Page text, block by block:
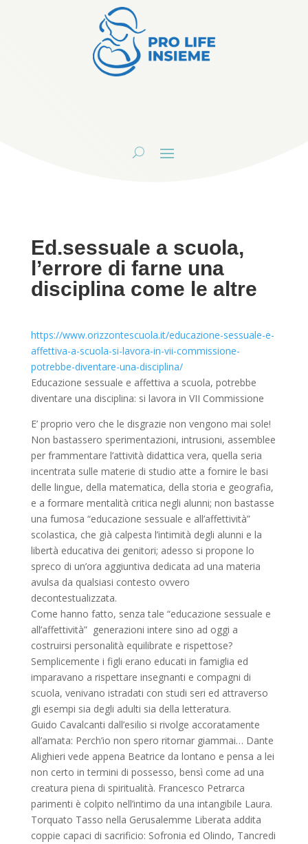
Ed.sessuale a scuola,
l’errore di farne una
disciplina come le altre
https://www.orizzontescuola.it/educazione-sessuale-e-
affettiva-a-scuola-si-lavora-in-vii-commissione-
potrebbe-diventare-una-disciplina/
Educazione sessuale e affettiva a scuola, potrebbe
diventare una disciplina: si lavora in VII Commissione
E’ proprio vero che le disgrazie non vengono mai sole!
Non bastassero sperimentazioni, intrusioni, assemblee
per frammentare l’attività didattica vera, quella seria
incentrata sulle materie di studio atte a fornire le basi
delle lingue, della matematica, della storia e geografia,
e a formare mentalità critica negli alunni; non bastasse
una fumosa “educazione sessuale e all’affettività”
scolastica, che già calpesta l’intimità degli alunni e la
libertà educativa dei genitori; adesso si propone lo
spreco di un’ora aggiuntiva dedicata ad una materia
avulsa da qualsiasi contesto ovvero
decontestualizzata.
Come hanno fatto, senza tale “educazione sessuale e
all’affettività” generazioni intere sino ad oggi a
costruirsi personalità equilibrate e rispettose?
Semplicemente i figli erano educati in famiglia ed
imparavano a rispettare insegnanti e compagni di
scuola, venivano istradati con studi seri ed attraverso
gli esempi sia degli adulti sia della letteratura.
Guido Cavalcanti dall’esilio si rivolge accoratamente
all’amata: Perch’io non spero ritornar giammai… Dante
Alighieri vede appena Beatrice da lontano e pensa a lei
non certo in termini di possesso, bensì come ad una
creatura piena di spiritualità. Francesco Petrarca
parimenti è colpito nell’intimo da una intangibile Laura.
Torquato Tasso nella Gerusalemme Liberata addita
coppie capaci di sacrificio: Sofronia ed Olindo, Tancredi